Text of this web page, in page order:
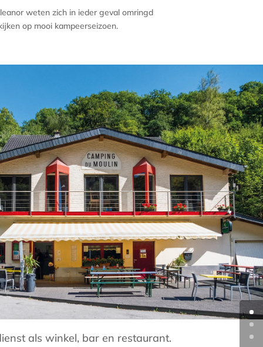
weten zich in ieder geval omringd
op mooi kampeerseizoen.
als winkel, bar en restaurant.